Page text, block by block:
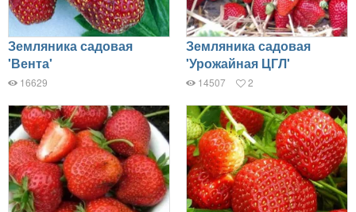
Земляника садовая
'Вента'
16629
Земляника садовая
'Урожайная ЦГЛ'
14507 2